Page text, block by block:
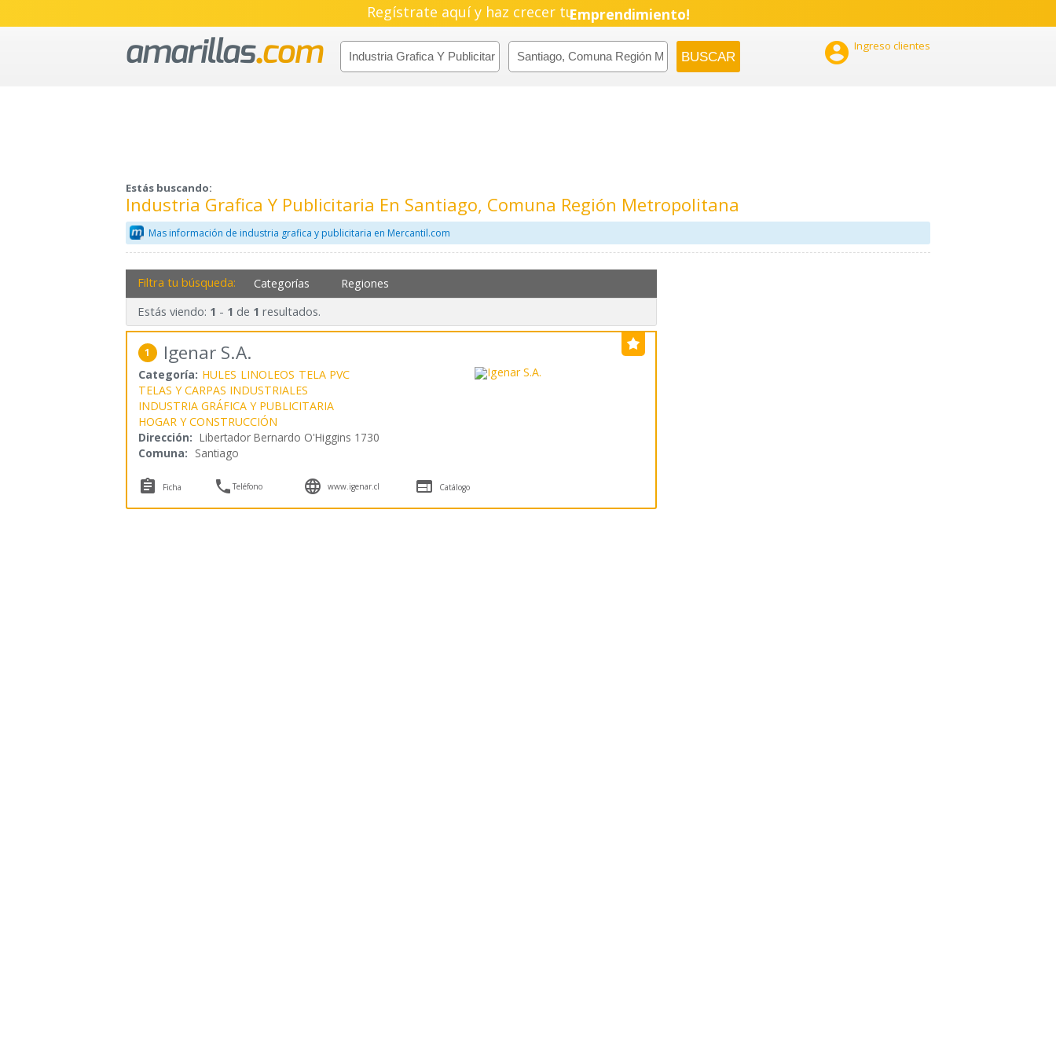
Regístrate aquí y haz crecer tuEmprendimiento!
 Ingreso clientes
Estás buscando:
Industria Grafica Y Publicitaria En Santiago, Comuna Región Metropolitana
Mas información de industria grafica y publicitaria en Mercantil.com
Filtra tu búsqueda: Categorías Regiones
Estás viendo: 1 - 1 de 1 resultados.
1 Igenar S.A.
Categoría: HULES LINOLEOS TELA PVC
TELAS Y CARPAS INDUSTRIALES
INDUSTRIA GRÁFICA Y PUBLICITARIA
HOGAR Y CONSTRUCCIÓN
Dirección: Libertador Bernardo O'Higgins 1730
Comuna: Santiago
 Ficha Teléfono  www.igenar.cl  Catálogo